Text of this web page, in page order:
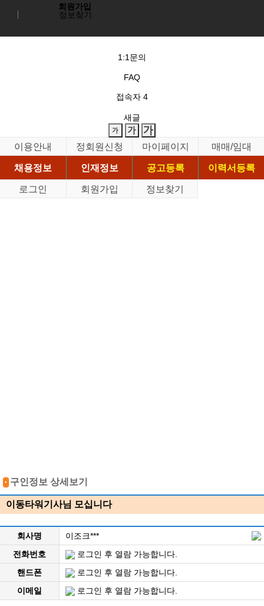
회원가입
정보찾기
1:1문의
FAQ
접속자 4
새글
이용안내 정회원신청 마이페이지
매매/임대
채용정보
인재정보 공고등록
이력서등록
로그인
회원가입 정보찾기
구인정보 상세보기
이동타워기사님 모십니다
회사명
이조크***
전화번호
로그인 후 열람 가능합니다.
핸드폰
로그인 후 열람 가능합니다.
이메일
로그인 후 열람 가능합니다.